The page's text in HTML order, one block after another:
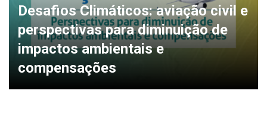
Desafios Climáticos: aviação civil e
perspectivas para diminuição de
impactos ambientais e
compensações